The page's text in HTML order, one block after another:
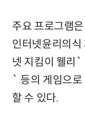
주요 프로그램
인터넷윤리의
넷 지킴이 웰리
` 등의 게임으
할 수 있다.